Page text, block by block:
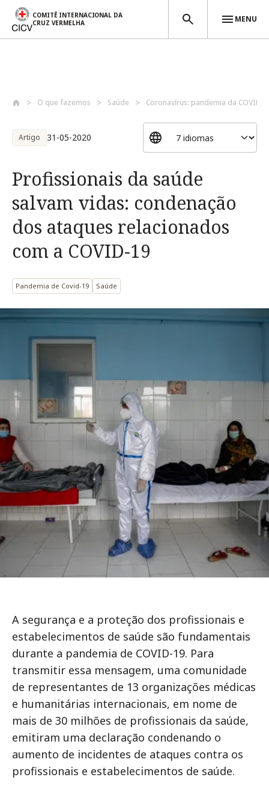
COMITÊ INTERNACIONAL DA
CRUZ VERMELHA
MENU
O que fazemos Saúde Coronavírus: pandemia da COVID-
Artigo 31-05-2020
Profissionais da saúde
salvam vidas: condenação
dos ataques relacionados
com a COVID-19
Pandemia de Covid-19 Saúde
A segurança e a proteção dos profissionais e
estabelecimentos de saúde são fundamentais
durante a pandemia de COVID-19. Para
transmitir essa mensagem, uma comunidade
de representantes de 13 organizações médicas
e humanitárias internacionais, em nome de
mais de 30 milhões de profissionais da saúde,
emitiram uma declaração condenando o
aumento de incidentes de ataques contra os
profissionais e estabelecimentos de saúde.